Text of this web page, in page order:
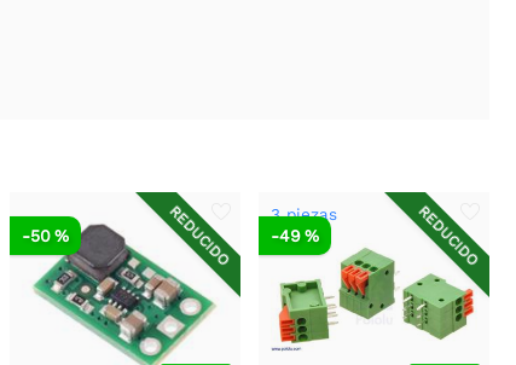
REDUCIDO
-50 % REDUCIDO
3 piezas
-49 %